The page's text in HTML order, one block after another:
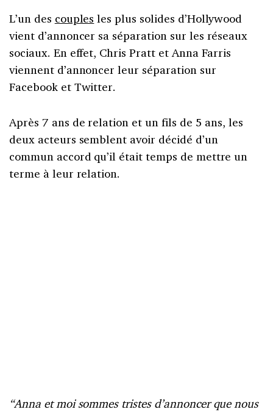
L’un des couples les plus solides d’Hollywood
vient d’annoncer sa séparation sur les réseaux
sociaux. En effet, Chris Pratt et Anna Farris
viennent d’annoncer leur séparation sur
Facebook et Twitter.
Après 7 ans de relation et un fils de 5 ans, les
deux acteurs semblent avoir décidé d’un
commun accord qu’il était temps de mettre un
terme à leur relation.
“Anna et moi sommes tristes d’annoncer que nous